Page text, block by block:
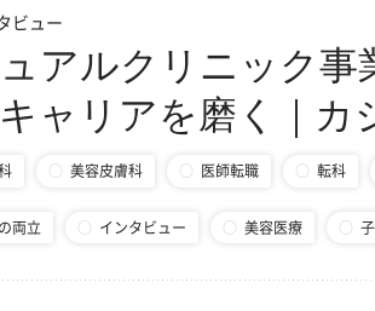
ビュー
アルクリニック事
ャリアを磨く｜
美容皮膚科 医師転職 転科
両立 インタビュー 美容医療